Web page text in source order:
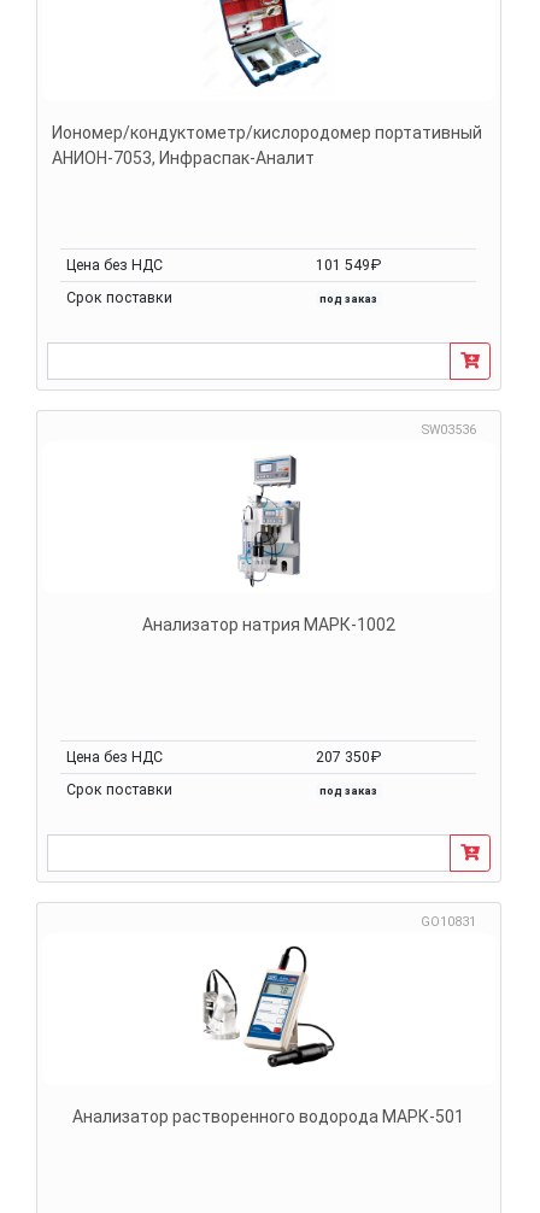
Иономер/кондуктометр/кислородомер портативный
АНИОН-7053, Инфраспак-Аналит
Цена без НДС
101 549₽
Срок поставки
под заказ
SW03536
Анализатор натрия МАРК-1002
Цена без НДС
207 350₽
Срок поставки
под заказ
GO10831
Анализатор растворенного водорода МАРК-501